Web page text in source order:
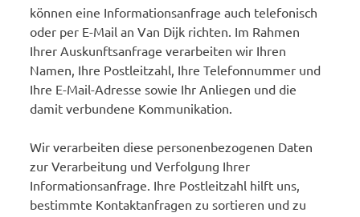
können eine Informationsanfrage auch telefonisch
oder per E-Mail an Van Dijk richten. Im Rahmen
Ihrer Auskunftsanfrage verarbeiten wir Ihren
Namen, Ihre Postleitzahl, Ihre Telefonnummer und
Ihre E-Mail-Adresse sowie Ihr Anliegen und die
damit verbundene Kommunikation.
Wir verarbeiten diese personenbezogenen Daten
zur Verarbeitung und Verfolgung Ihrer
Informationsanfrage. Ihre Postleitzahl hilft uns,
bestimmte Kontaktanfragen zu sortieren und zu